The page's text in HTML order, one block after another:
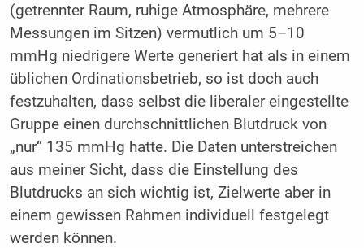
(getrennter Raum, ruhige Atmosphäre, mehrere
Messungen im Sitzen) vermutlich um 5–10
mmHg niedrigere Werte generiert hat als in einem
üblichen Ordinationsbetrieb, so ist doch auch
festzuhalten, dass selbst die liberaler eingestellte
Gruppe einen durchschnittlichen Blutdruck von
„nur“ 135 mmHg hatte. Die Daten unterstreichen
aus meiner Sicht, dass die Einstellung des
Blutdrucks an sich wichtig ist, Zielwerte aber in
einem gewissen Rahmen individuell festgelegt
werden können.